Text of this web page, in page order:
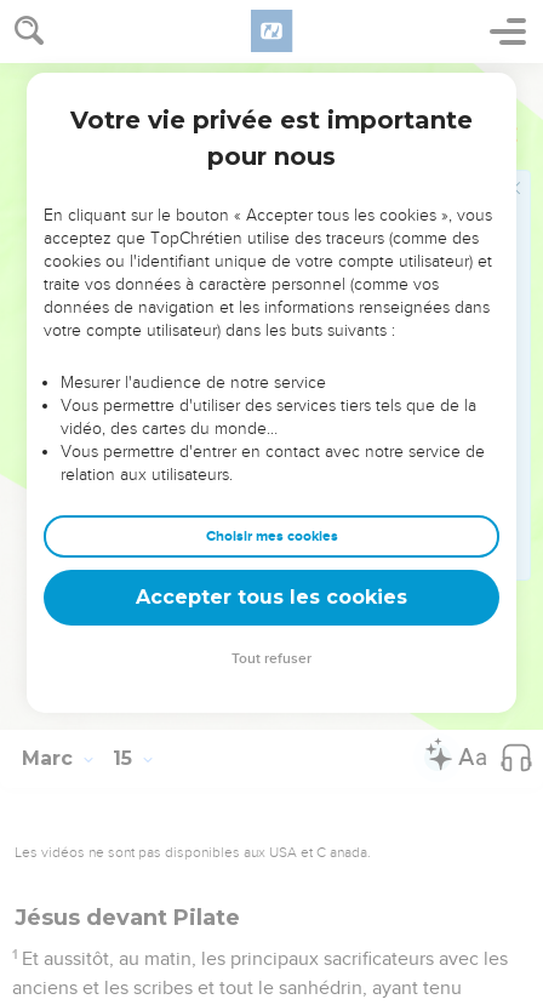
Marc 14
65 Et quelques-uns se mirent à cracher contre lui, et à lui
couvrir le visage, et à lui donner des soufflets, et à lui dire :
Pierre renie Jésus
servantes du souverain sacrificateur vient,
et, apercevant Pierre qui se chauffait, elle le regarda et
dit : Et toi, tu étais avec le Nazarénien Jésus.
Et il le nia, disant : Je ne sais ni n'entends ce que tu dis. Et
Et la servante, l'apercevant encore, se mit à dire à ceux
qui étaient là : Celui-ci est de ces gens-là.
Et il le nia de nouveau. Et encore un peu après, ceux qui
étaient là présents dirent à Pierre : Certainement tu es de
ces gens-là ; car aussi tu es Galiléen.
Et il se mit à faire des imprécations et à jurer : Je ne
connais pas cet homme dont vous parlez.
Et le coq chanta pour la seconde fois. Et Pierre se
ressouvint de la parole que Jésus lui avait dite : Avant que le
Marc 15
Les vidéos ne sont pas disponibles aux USA et C anada.
Jésus devant Pilate
1 Et aussitôt, au matin, les principaux sacrificateurs avec les
anciens et les scribes et tout le sanhédrin, ayant tenu
Votre vie privée est importante
pour nous
En cliquant sur le bouton « Accepter tous les cookies », vous
acceptez que TopChrétien utilise des traceurs (comme des
cookies ou l'identifiant unique de votre compte utilisateur) et
traite vos données à caractère personnel (comme vos
données de navigation et les informations renseignées dans
votre compte utilisateur) dans les buts suivants :
Mesurer l'audience de notre service
Vous permettre d'utiliser des services tiers tels que de la
vidéo, des cartes du monde…
Vous permettre d'entrer en contact avec notre service de
relation aux utilisateurs.
Choisir mes cookies
Accepter tous les cookies
Tout refuser